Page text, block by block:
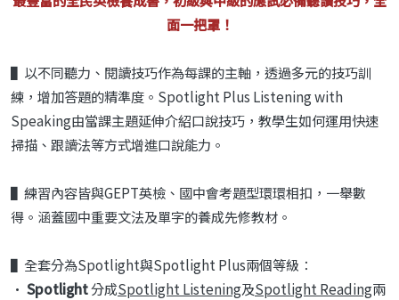
面一把罩！
▌以不同聽力、閱讀技巧作為每課的主軸，透過多元的技巧訓
練，增加答題的精準度。Spotlight Plus Listening with
Speaking由當課主題延伸介紹口說技巧，教學生如何運用快速
掃描、跟讀法等方式增進口說能力。
▌練習內容皆與GEPT英檢、國中會考題型環環相扣，一舉數
得。涵蓋國中重要文法及單字的養成先修教材。
▌全套分為Spotlight與Spotlight Plus兩個等級：
• Spotlight分成Spotlight Listening及Spotlight Reading兩